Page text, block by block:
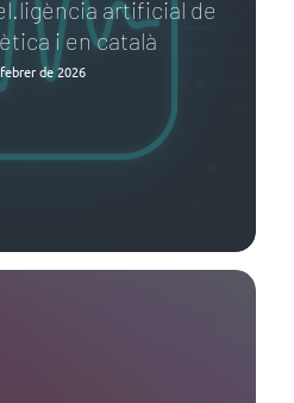
artificial de
i en català
de 2026